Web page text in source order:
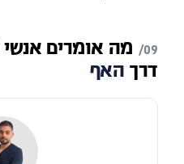
מה אומרים אנשי
דרך האף